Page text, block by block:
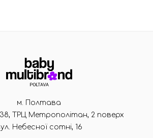
м. Полтава
38, ТРЦ Метрополітан, 2 поверх
Небесної сотні, 16